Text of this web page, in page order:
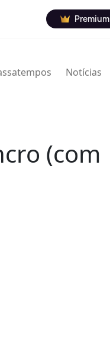
Premium
Notícias
(com